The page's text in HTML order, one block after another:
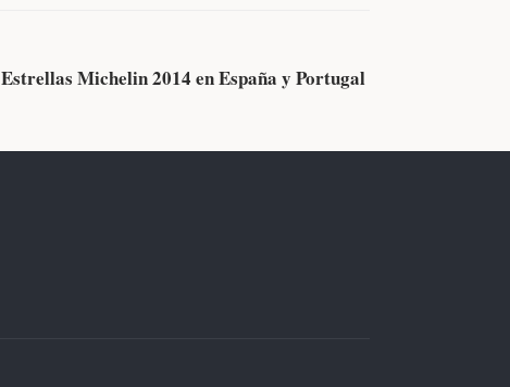
Estrellas Michelin 2014 en España y Portugal